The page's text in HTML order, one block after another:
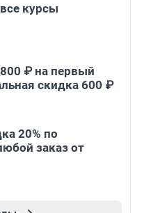
курсы
₽ на первый
скидка 600 ₽
20% по
заказ от